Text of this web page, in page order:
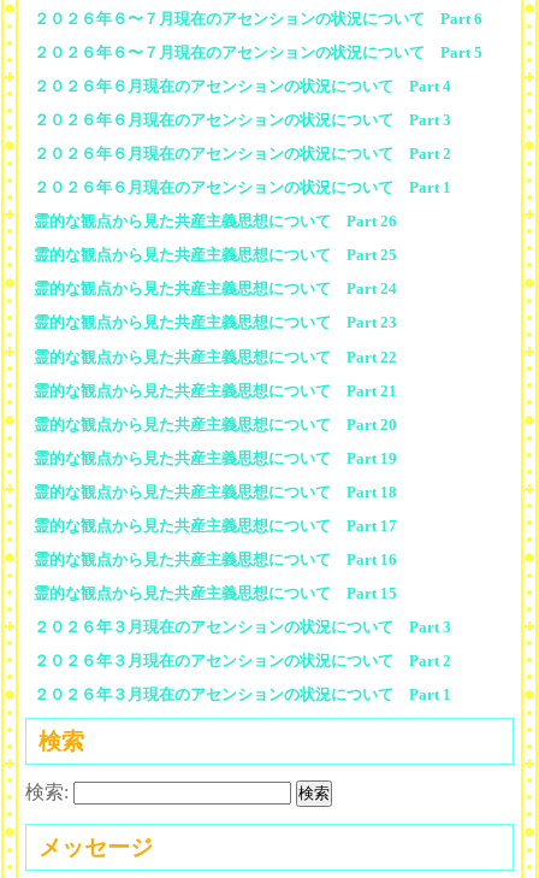
２０２６年６〜７月現在のアセンションの状況について Part 6
２０２６年６〜７月現在のアセンションの状況について Part 5
２０２６年６月現在のアセンションの状況について Part 4
２０２６年６月現在のアセンションの状況について Part 3
２０２６年６月現在のアセンションの状況について Part 2
２０２６年６月現在のアセンションの状況について Part 1
霊的な観点から見た共産主義思想について Part 26
霊的な観点から見た共産主義思想について Part 25
霊的な観点から見た共産主義思想について Part 24
霊的な観点から見た共産主義思想について Part 23
霊的な観点から見た共産主義思想について Part 22
霊的な観点から見た共産主義思想について Part 21
霊的な観点から見た共産主義思想について Part 20
霊的な観点から見た共産主義思想について Part 19
霊的な観点から見た共産主義思想について Part 18
霊的な観点から見た共産主義思想について Part 17
霊的な観点から見た共産主義思想について Part 16
霊的な観点から見た共産主義思想について Part 15
２０２６年３月現在のアセンションの状況について Part 3
２０２６年３月現在のアセンションの状況について Part 2
２０２６年３月現在のアセンションの状況について Part 1
検索
検索:
メッセージ